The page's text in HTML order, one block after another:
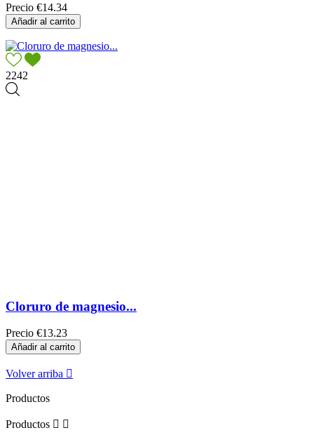
Precio €14.34
Añadir al carrito
2242
Cloruro de magnesio...
Precio €13.23
Añadir al carrito
Volver arriba 
Productos
Productos  